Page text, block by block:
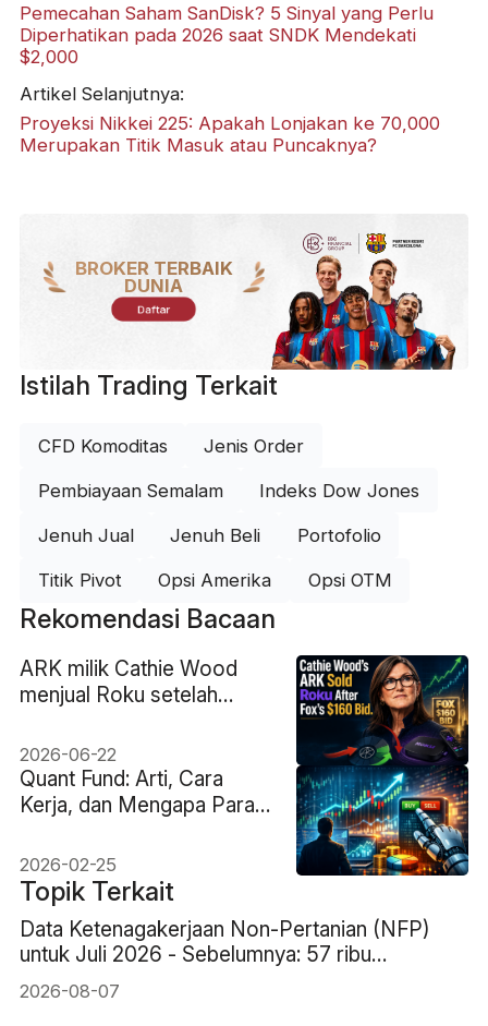
Pemecahan Saham SanDisk? 5 Sinyal yang Perlu
Diperhatikan pada 2026 saat SNDK Mendekati
$2,000
Artikel Selanjutnya:
Proyeksi Nikkei 225: Apakah Lonjakan ke 70,000
Merupakan Titik Masuk atau Puncaknya?
BROKER TERBAIK
DUNIA
Daftar
Istilah Trading Terkait
CFD Komoditas Jenis Order
Pembiayaan Semalam Indeks Dow Jones
Jenuh Jual Jenuh Beli Portofolio
Titik Pivot Opsi Amerika Opsi OTM
Rekomendasi Bacaan
ARK milik Cathie Wood
menjual Roku setelah
Rebalans atau melewatkan
reli?
2026-06-22
Quant Fund: Arti, Cara
Kerja, dan Mengapa Para
Memahaminya
2026-02-25
Topik Terkait
Data Ketenagakerjaan Non-Pertanian (NFP)
untuk Juli 2026 - Sebelumnya: 57 ribu
Perkiraan: 83 ribu
2026-08-07